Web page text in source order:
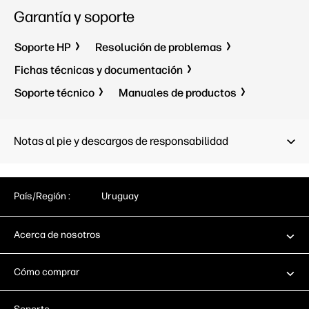
horizontal automático
<100 W (impresión); <32 W (lista);
<6.5 W (en suspensión); 0,1 W
(apagada)
HP Thermal Inkjet
Garantía y soporte
Soporte HP
Resolución de problemas
Fichas técnicas y documentación
Soporte técnico
Manuales de productos
Notas al pie y descargos de responsabilidad
País/Región : Uruguay
Acerca de nosotros
Cómo comprar